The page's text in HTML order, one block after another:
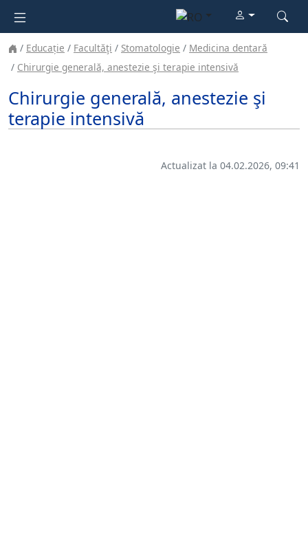
Educație Facultăţi Stomatologie
Medicina dentară
Chirurgie generală, anestezie şi terapie intensivă
Chirurgie generală, anestezie şi
terapie intensivă
Actualizat la 04.02.2026, 09:41